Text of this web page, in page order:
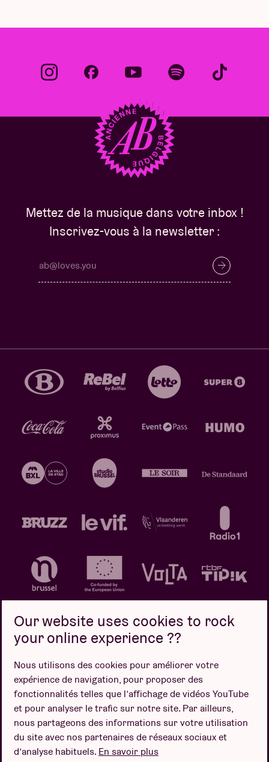
Mettez de la musique dans votre inbox !
Inscrivez-vous à la newsletter :
Politique de confidentialité
Politique de cookies
Conditions de vente
Design par
Our website uses cookies to rock
your online experience ??
Nous utilisons des cookies pour améliorer votre
expérience de navigation, pour proposer des
fonctionnalités telles que l’affichage de vidéos YouTube
et pour analyser le trafic sur notre site. Par ailleurs,
nous partageons des informations sur votre utilisation
du site avec nos partenaires de réseaux sociaux et
d’analyse habituels. En savoir plus